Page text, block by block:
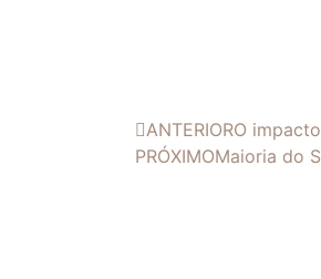
ANTERIORO
PRÓXIMOMaioria do